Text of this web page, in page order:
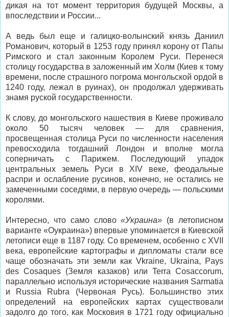
дикая на тот момент территория будущей Москвы, а
впоследствии и России...
А ведь был еще и галицко-волынский князь Даниил
Романович, который в 1253 году принял корону от Папы
Римского и стал законным Королем Руси. Перенеся
столицу государства в заложенный им Холм (Киев к тому
времени, после страшного погрома монгольской ордой в
1240 году, лежал в руинах), он продолжал удерживать
знамя руской государственности.
К слову, до монгольского нашествия в Киеве проживало
около 50 тысяч человек — для сравнения,
просвещенная столица Руси по численности населения
превосходила тогдашний Лондон и вполне могла
соперничать с Парижем. Последующий упадок
центральных земель Руси в XIV веке, феодальные
распри и ослабление русинов, конечно, не остались не
замеченными соседями, в первую очередь — польскими
королями.
Интересно, что само слово«Украина» (в летописном
варианте «Оукраина») впервые упоминается в Киевской
летописи еще в 1187 году. Со временем, особенно с XVII
века, европейские картографы и дипломаты стали все
чаще обозначать эти земли как Vkraine, Ukraina, Pays
des Cosaques (Земля казаков) или Terra Cosaccorum,
параллельно используя исторические названия Sarmatia
и Russia Rubra (Червоная Русь). Большинство этих
определений на европейских картах существовали
задолго до того, как Московия в 1721 году официально